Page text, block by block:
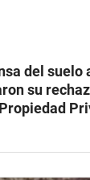
del suelo
su